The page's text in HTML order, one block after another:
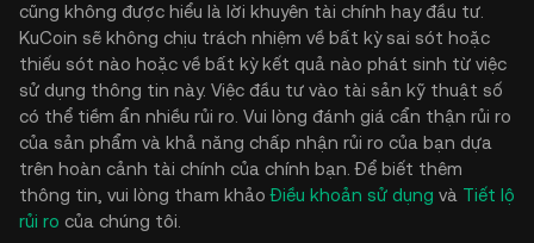
cũng không được hiểu là lời khuyên tài chính hay đầu tư.
KuCoin sẽ không chịu trách nhiệm về bất kỳ sai sót hoặc
thiếu sót nào hoặc về bất kỳ kết quả nào phát sinh từ việc
sử dụng thông tin này. Việc đầu tư vào tài sản kỹ thuật số
có thể tiềm ẩn nhiều rủi ro. Vui lòng đánh giá cẩn thận rủi ro
của sản phẩm và khả năng chấp nhận rủi ro của bạn dựa
trên hoàn cảnh tài chính của chính bạn. Để biết thêm
thông tin, vui lòng tham khảoĐiều khoản sử dụng và Tiết lộ
rủi ro của chúng tôi.